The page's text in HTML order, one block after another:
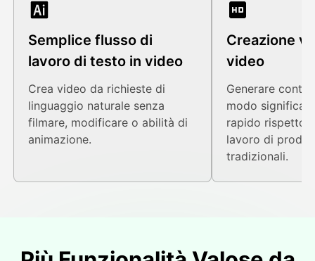
Semplice flusso di
lavoro di testo in video
Crea video da richieste di
linguaggio naturale senza
filmare, modificare o abilità di
animazione.
Creazione
video
Generare
modo
rapido rispetto
lavoro di
tradizionali.